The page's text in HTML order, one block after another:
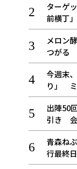
ターゲ
前横丁」
メロン
つがる
今週末
り」 ミ
出陣50
引き
青森ね
行最終日